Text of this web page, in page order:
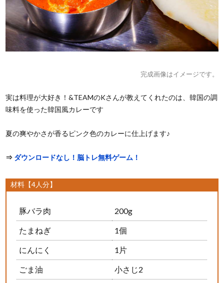
完成画像はイメージです。
実は料理が大好き！&TEAMのKさんが教えてくれたのは、韓国の調
味料を使った韓国風カレーです
夏の爽やかさが香るピンク色のカレーに仕上げます♪
⇒ ダウンロードなし！脳トレ無料ゲーム！
材料【4人分】
豚バラ肉 200g
たまねぎ 1個
にんにく 1片
ごま油 小さじ2